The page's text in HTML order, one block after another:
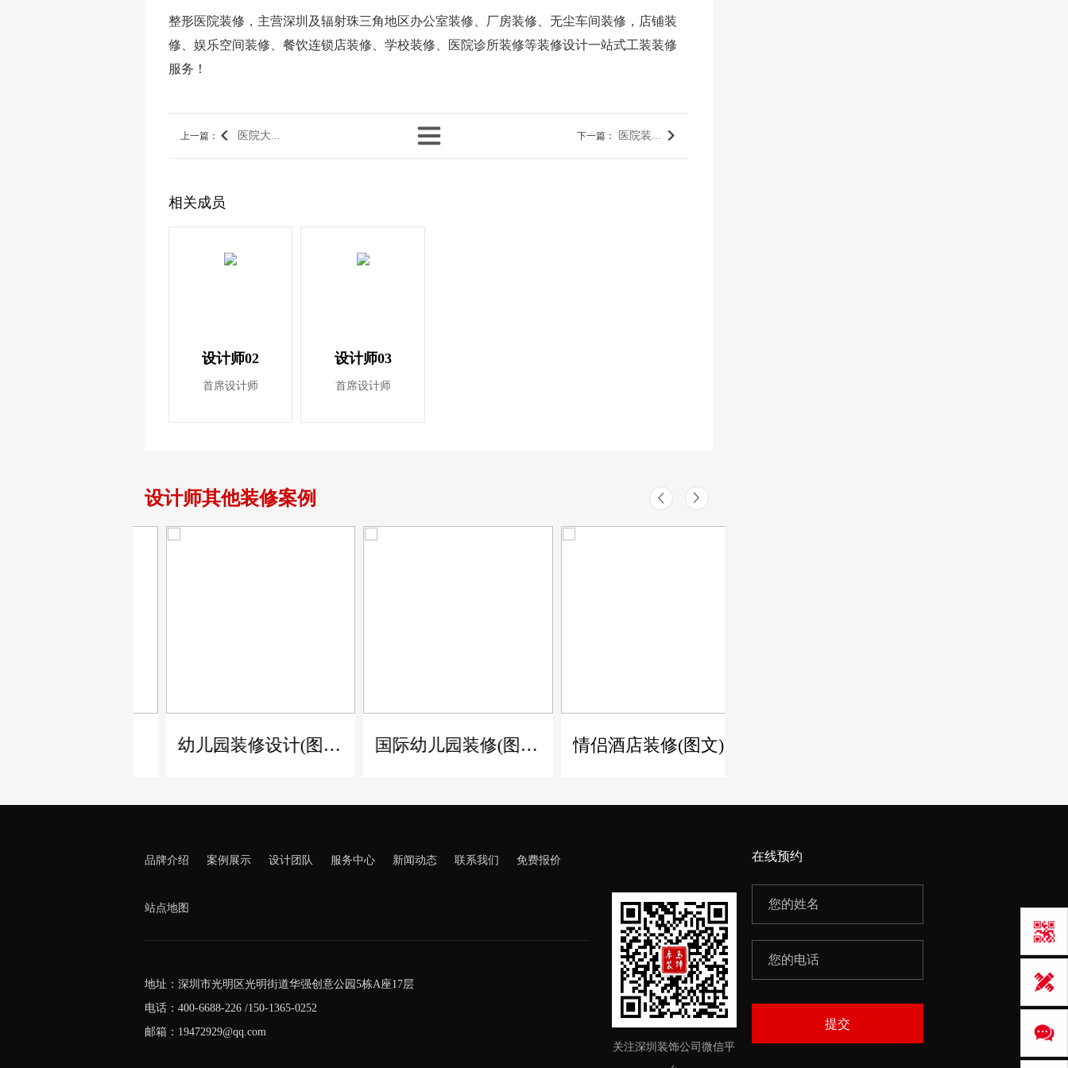
整形医院装修，主营深圳及辐射珠三角地区办公室装修、厂房装修、无尘车间装修，店铺装
修、娱乐空间装修、餐饮连锁店装修、学校装修、医院诊所装修等装修设计一站式工装装修
服务！
上一篇 ： 医院大... 下一篇 ： 医院装...
相关成员
设计师02
首席设计师
设计师03
首席设计师
设计师其他装修案例
幼儿园装修设计(图文) 国际幼儿园装修(图文) 情侣酒店装修(图文)
品牌介绍 案例展示 设计团队 服务中心 新闻动态 联系我们 免费报价
站点地图
地址：深圳市光明区光明街道华强创意公园5栋A座17层
电话：400-6688-226 /150-1365-0252
邮箱：19472929@qq.com
关注深圳装饰公司微信平
在线预约
提交